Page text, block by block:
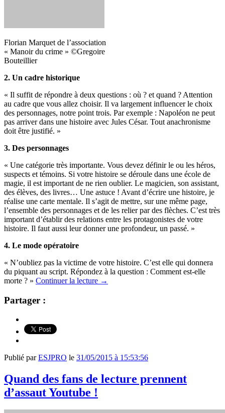
Florian Marquet de l’association
« Manoir du crime » ©Gregoire
Bouteillier
2. Un cadre historique
« Il suffit de répondre à deux questions : où ? et quand ? Attention
au cadre que vous allez choisir. Il va largement influencer le choix
des personnages, notre point trois. Par exemple : Napoléon ne peut
pas arriver dans une histoire avec Jules César. Tout anachronisme
doit être justifié. »
3. Des personnages
« Une catégorie très importante. Vous devez définir le ou les héros,
suspects et témoins. Si votre histoire se déroule dans une école de
magie, il est important de ne rien oublier. Le magicien, son assistant,
des élèves, des livres… Une astuce ! Avant d’écrire une histoire, je
réalise une carte mentale. Il s’agit de mettre, sur une même page,
l’ensemble des personnages et de les relier par des flèches. C’est très
important d’établir des relations entre les protagonistes de votre
histoire. Il faut aussi leur donner une profondeur, un passé. »
4. Le mode opératoire
« N’oubliez pas la victime de votre histoire. C’est elle qui donnera
du piquant au script. Répondez à la question : Comment est-elle
morte ? » Continuer la lecture →
Partager :
Publié parESJPRO le 31/05/2015 à 15:53:56
Quand des fans de lecture prennent
d’assaut Youtube !